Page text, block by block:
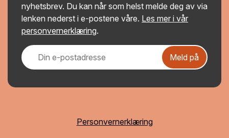
nyhetsbrev. Du kan når som helst melde deg av via
lenken nederst i e-postene våre. Les mer i vår
personvernerklæring.
Meld på
Personvernerklæring